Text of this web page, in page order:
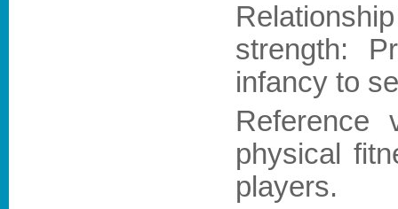
strength:
infancy to
Reference
physical
players.